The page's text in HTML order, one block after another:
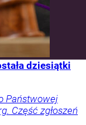
dziesiątki
Państwowej
Część zgłoszeń